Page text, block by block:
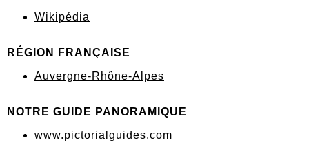
Wikipédia
RÉGION FRANÇAISE
Auvergne-Rhône-Alpes
NOTRE GUIDE PANORAMIQUE
www.pictorialguides.com